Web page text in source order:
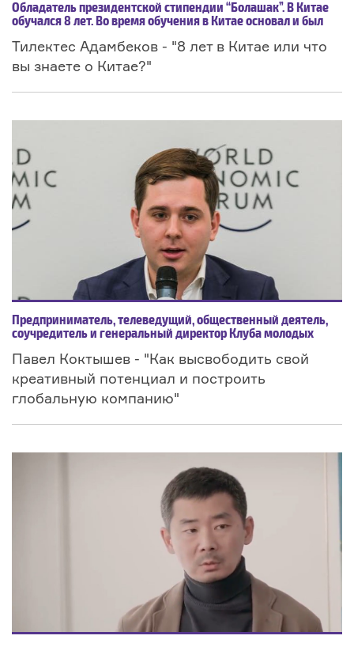
Обладатель президентской стипендии “Болашак”. В Китае
обучался 8 лет. Во время обучения в Китае основал и был
Китае. Работал в Китайской компании (был директором
департамента по развитию международного бизнеса в
company”. На данный момент является директором
Тилектес Адамбеков - "8 лет в Китае или что
вы знаете о Китае?"
Предприниматель, телеведущий, общественный деятель,
соучредитель и генеральный директор Клуба молодых
Entrepreneurship Network, куратор сообщества Global
Shapers Всемирного экономического форума.
Павел Коктышев - "Как высвободить свой
креативный потенциал и построить
глобальную компанию"